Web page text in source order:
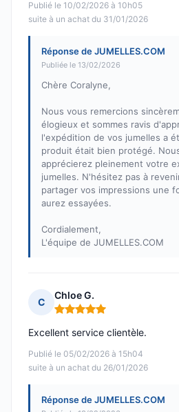
Publié le 10/02/2026 à 10h05
suite à un achat du 31/01/2026
Réponse de JUMELLES.COM
Publiée le 13/02/2026
Chère Coralyne,
Nous vous remercions
élogieux et sommes ravis
l'expédition de vos jumelles a
produit était bien protégé.
apprécierez pleinement votre
jumelles. N'hésitez pas à
partager vos impressions une
aurez essayées.
Cordialement,
L'équipe de JUMELLES.COM
C
Chloe G.
Note : 5 sur 5
Publié le 05/02/2026 à 15h04
suite à un achat du 26/01/2026
Excellent service clientèle.
Réponse de JUMELLES.COM